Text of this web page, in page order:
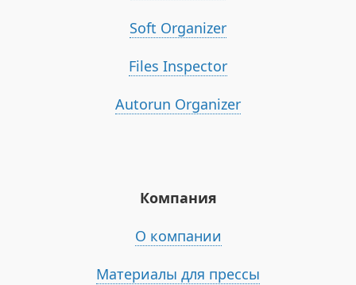
Soft Organizer
Files Inspector
Autorun Organizer
Компания
О компании
Материалы для прессы